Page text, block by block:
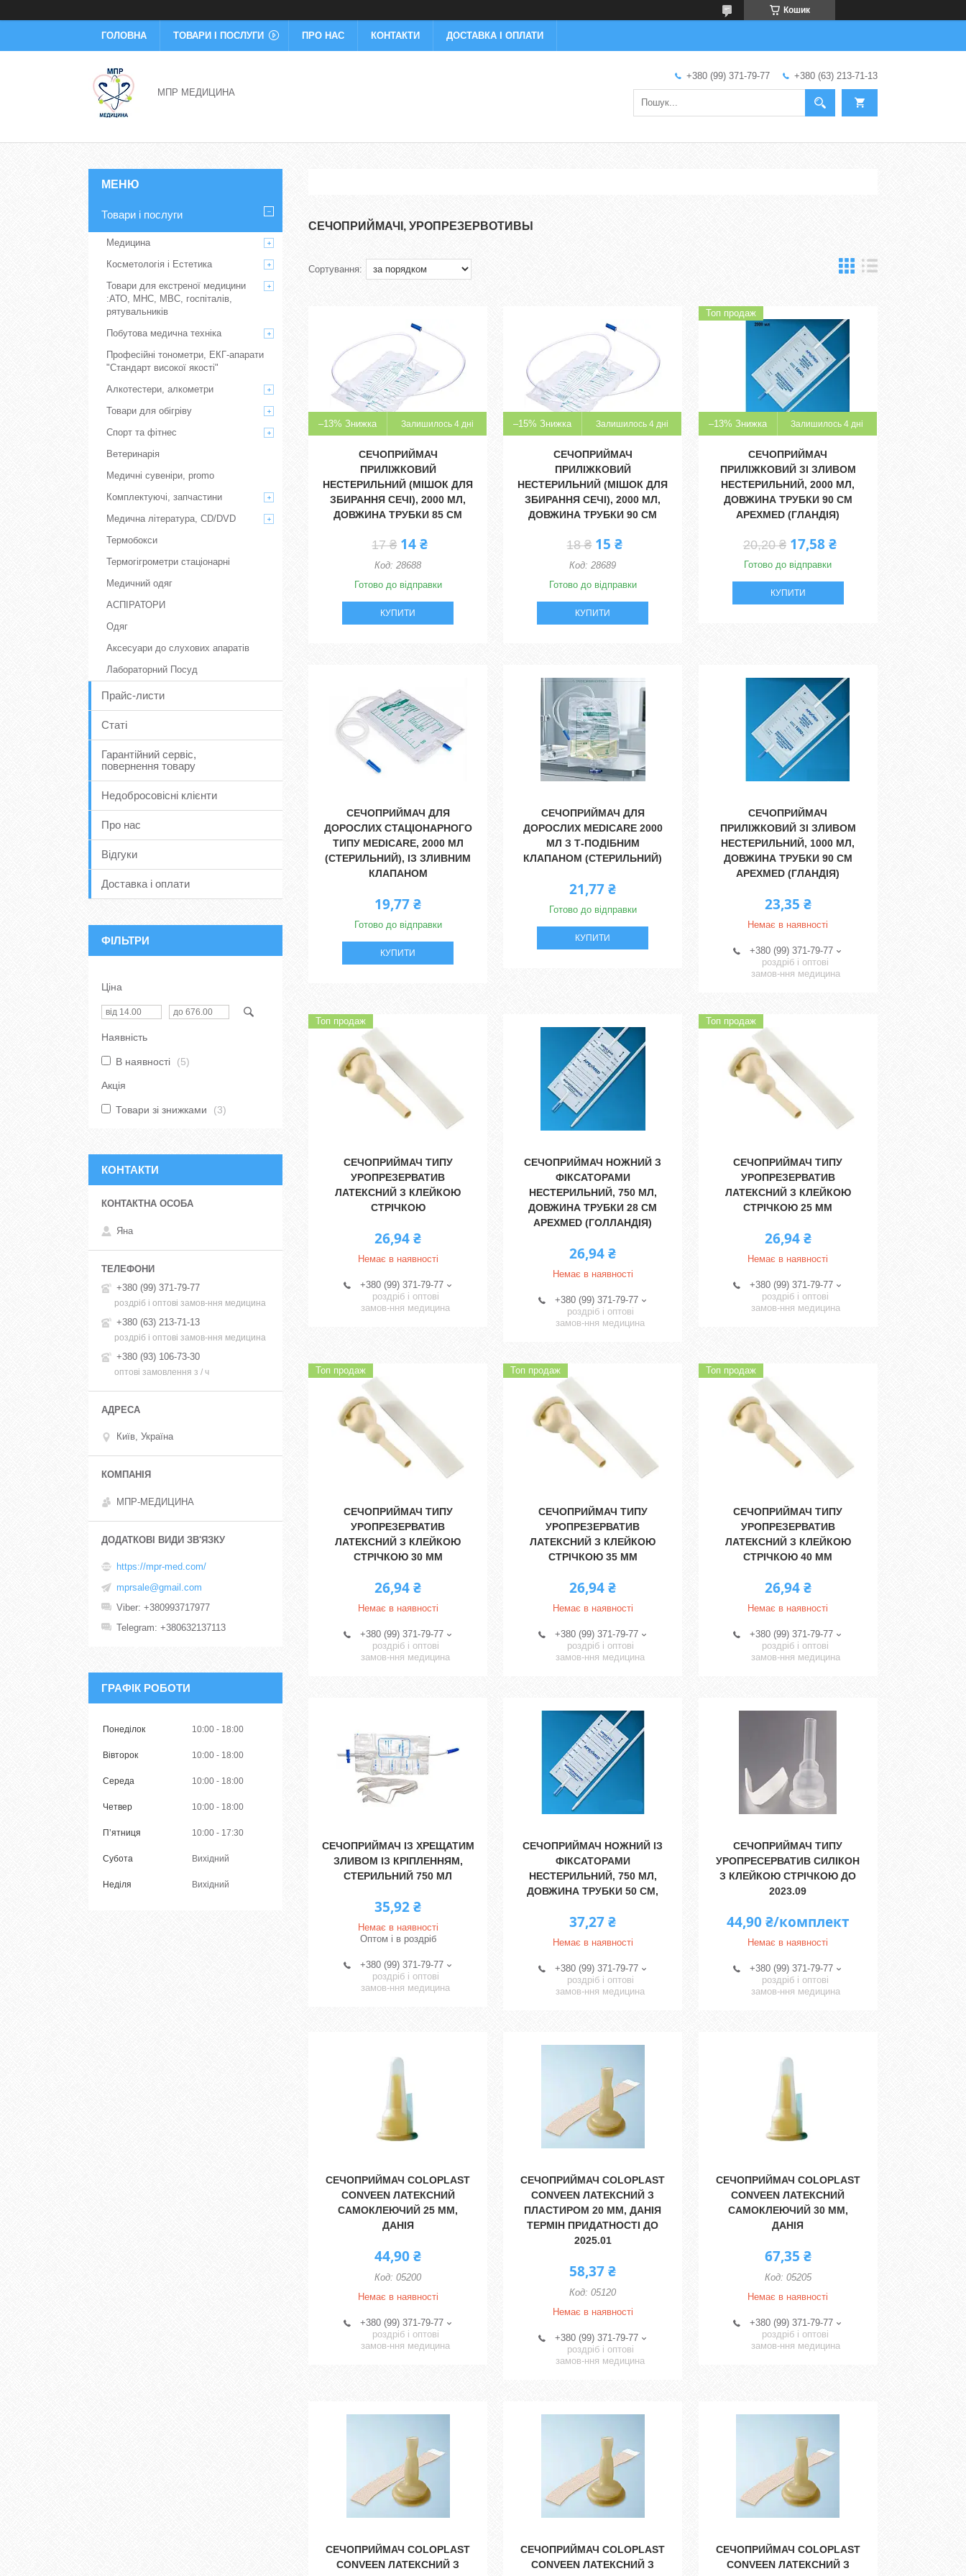
Кошик
ГОЛОВНА ТОВАРИ І ПОСЛУГИ ПРО НАС КОНТАКТИ ДОСТАВКА І ОПЛАТИ
МПР МЕДИЦИНА
+380 (99) 371-79-77 +380 (63) 213-71-13
СЕЧОПРИЙМАЧІ, УРОПРЕЗЕРВОТИВЫ
–13% Залишилось 4 дні
СЕЧОПРИЙМАЧ
ПРИЛІЖКОВИЙ
НЕСТЕРИЛЬНИЙ (МІШОК ДЛЯ
ЗБИРАННЯ СЕЧІ), 2000 МЛ,
ДОВЖИНА ТРУБКИ 85 СМ
17 ₴ 14 ₴
28688
Готово до відправки
КУПИТИ
–15% Залишилось 4 дні
СЕЧОПРИЙМАЧ
ПРИЛІЖКОВИЙ
НЕСТЕРИЛЬНИЙ (МІШОК ДЛЯ
ЗБИРАННЯ СЕЧІ), 2000 МЛ,
ДОВЖИНА ТРУБКИ 90 СМ
18 ₴ 15 ₴
28689
Готово до відправки
КУПИТИ
Топ продаж
–13% Залишилось 4 дні
СЕЧОПРИЙМАЧ
ПРИЛІЖКОВИЙ ЗІ ЗЛИВОМ
НЕСТЕРИЛЬНИЙ, 2000 МЛ,
ДОВЖИНА ТРУБКИ 90 СМ
APEXMED (ГЛАНДІЯ)
20,20 ₴ 17,58 ₴
Готово до відправки
КУПИТИ
СЕЧОПРИЙМАЧ ДЛЯ
ДОРОСЛИХ СТАЦІОНАРНОГО
ТИПУ MEDICARE, 2000 МЛ
(СТЕРИЛЬНИЙ), ІЗ ЗЛИВНИМ
КЛАПАНОМ
19,77 ₴
Готово до відправки
КУПИТИ
СЕЧОПРИЙМАЧ ДЛЯ
ДОРОСЛИХ MEDICARE 2000
МЛ З Т-ПОДІБНИМ
КЛАПАНОМ (СТЕРИЛЬНИЙ)
21,77 ₴
Готово до відправки
КУПИТИ
СЕЧОПРИЙМАЧ
ПРИЛІЖКОВИЙ ЗІ ЗЛИВОМ
НЕСТЕРИЛЬНИЙ, 1000 МЛ,
ДОВЖИНА ТРУБКИ 90 СМ
APEXMED (ГЛАНДІЯ)
23,35 ₴
Немає в наявності
+380 (99) 371-79-77
роздріб і оптові
замов-ння медицина
Топ продаж
СЕЧОПРИЙМАЧ ТИПУ
УРОПРЕЗЕРВАТИВ
ЛАТЕКСНИЙ З КЛЕЙКОЮ
СТРІЧКОЮ
26,94 ₴
Немає в наявності
+380 (99) 371-79-77
роздріб і оптові
замов-ння медицина
СЕЧОПРИЙМАЧ НОЖНИЙ З
ФІКСАТОРАМИ
НЕСТЕРИЛЬНИЙ, 750 МЛ,
ДОВЖИНА ТРУБКИ 28 СМ
APEXMED (ГОЛЛАНДІЯ)
26,94 ₴
Немає в наявності
+380 (99) 371-79-77
роздріб і оптові
замов-ння медицина
Топ продаж
СЕЧОПРИЙМАЧ ТИПУ
УРОПРЕЗЕРВАТИВ
ЛАТЕКСНИЙ З КЛЕЙКОЮ
СТРІЧКОЮ 25 ММ
26,94 ₴
Немає в наявності
+380 (99) 371-79-77
роздріб і оптові
замов-ння медицина
Топ продаж
СЕЧОПРИЙМАЧ ТИПУ
УРОПРЕЗЕРВАТИВ
ЛАТЕКСНИЙ З КЛЕЙКОЮ
СТРІЧКОЮ 30 ММ
26,94 ₴
Немає в наявності
+380 (99) 371-79-77
роздріб і оптові
замов-ння медицина
Топ продаж
СЕЧОПРИЙМАЧ ТИПУ
УРОПРЕЗЕРВАТИВ
ЛАТЕКСНИЙ З КЛЕЙКОЮ
СТРІЧКОЮ 35 ММ
26,94 ₴
Немає в наявності
+380 (99) 371-79-77
роздріб і оптові
замов-ння медицина
Топ продаж
СЕЧОПРИЙМАЧ ТИПУ
УРОПРЕЗЕРВАТИВ
ЛАТЕКСНИЙ З КЛЕЙКОЮ
СТРІЧКОЮ 40 ММ
26,94 ₴
Немає в наявності
+380 (99) 371-79-77
роздріб і оптові
замов-ння медицина
СЕЧОПРИЙМАЧ ІЗ ХРЕЩАТИМ
ЗЛИВОМ ІЗ КРІПЛЕННЯМ,
СТЕРИЛЬНИЙ 750 МЛ
35,92 ₴
Немає в наявності
Оптом і в роздріб
+380 (99) 371-79-77
роздріб і оптові
замов-ння медицина
СЕЧОПРИЙМАЧ НОЖНИЙ ІЗ
ФІКСАТОРАМИ
НЕСТЕРИЛЬНИЙ, 750 МЛ,
ДОВЖИНА ТРУБКИ 50 СМ,
37,27 ₴
Немає в наявності
+380 (99) 371-79-77
роздріб і оптові
замов-ння медицина
СЕЧОПРИЙМАЧ ТИПУ
УРОПРЕСЕРВАТИВ СИЛІКОН
З КЛЕЙКОЮ СТРІЧКОЮ ДО
2023.09
44,90 ₴/комплект
Немає в наявності
+380 (99) 371-79-77
роздріб і оптові
замов-ння медицина
СЕЧОПРИЙМАЧ COLOPLAST
CONVEEN ЛАТЕКСНИЙ
САМОКЛЕЮЧИЙ 25 MM,
ДАНІЯ
44,90 ₴
05200
Немає в наявності
+380 (99) 371-79-77
роздріб і оптові
замов-ння медицина
СЕЧОПРИЙМАЧ COLOPLAST
CONVEEN ЛАТЕКСНИЙ З
ПЛАСТИРОМ 20 MM, ДАНІЯ
ТЕРМІН ПРИДАТНОСТІ ДО
2025.01
58,37 ₴
05120
Немає в наявності
+380 (99) 371-79-77
роздріб і оптові
замов-ння медицина
СЕЧОПРИЙМАЧ COLOPLAST
CONVEEN ЛАТЕКСНИЙ
САМОКЛЕЮЧИЙ 30 MM,
ДАНІЯ
67,35 ₴
05205
Немає в наявності
+380 (99) 371-79-77
роздріб і оптові
замов-ння медицина
СЕЧОПРИЙМАЧ COLOPLAST
CONVEEN ЛАТЕКСНИЙ З
СЕЧОПРИЙМАЧ COLOPLAST
CONVEEN ЛАТЕКСНИЙ З
СЕЧОПРИЙМАЧ COLOPLAST
CONVEEN ЛАТЕКСНИЙ З
Товари і послуги
Медицина
Косметологія і Естетика
Товари для екстреної медицини
:АТО, МНС, МВС, госпіталів,
рятувальників
Побутова медична техніка
Професійні тонометри, ЕКГ-апарати
"Стандарт високої якості"
Алкотестери, алкометри
Товари для обігріву
Спорт та фітнес
Ветеринарія
Медичні сувеніри, promo
Комплектуючі, запчастини
Медична література, CD/DVD
Термобокси
Термогігрометри стаціонарні
Медичний одяг
АСПІРАТОРИ
Одяг
Аксесуари до слухових апаратів
Лабораторний Посуд
Прайс-листи
Статі
Гарантійний сервіс,
повернення товару
Недобросовісні клієнти
Про нас
Відгуки
Доставка і оплати
ФІЛЬТРИ
Ціна
Наявність
В наявності 5
Акція
Товари зі знижками 3
КОНТАКТИ
Яна
+380 (99) 371-79-77
роздріб і оптові замов-ння медицина
+380 (63) 213-71-13
роздріб і оптові замов-ння медицина
+380 (93) 106-73-30
оптові замовлення з / ч
Київ, Україна
МПР-МЕДИЦИНА
https://mpr-med.com/
mprsale@gmail.com
Viber +380993717977
Telegram +380632137113
ГРАФІК РОБОТИ
Понеділок 10:00 18:00
Вівторок 10:00 18:00
Середа 10:00 18:00
Четвер 10:00 18:00
Пʼятниця 10:00 17:30
Субота Вихідний
Неділя Вихідний